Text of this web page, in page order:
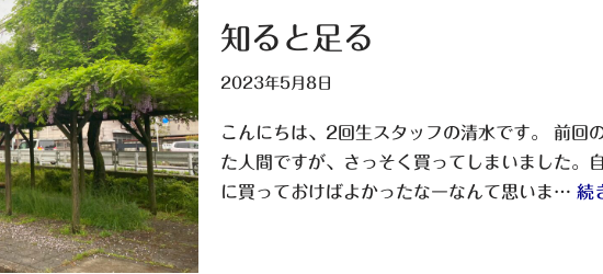
知ると足る
2023年5月8日
こんにちは、2回生スタッフの清水です。 前回
た人間ですが、さっそく買ってしまいました。
に買っておけばよかったなーなんて思いま… 続